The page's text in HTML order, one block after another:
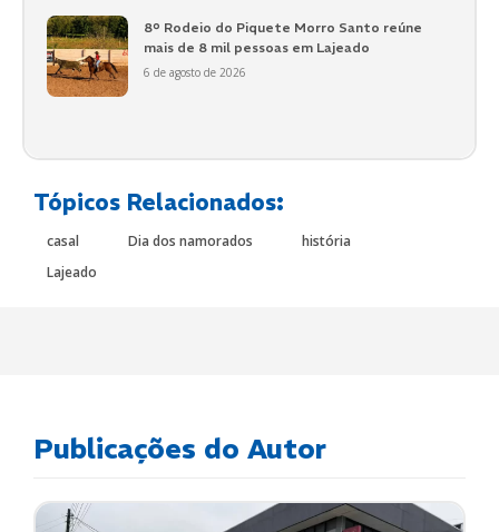
8º Rodeio do Piquete Morro Santo reúne
mais de 8 mil pessoas em Lajeado
6 de agosto de 2026
Tópicos Relacionados:
casal Dia dos namorados
história
Lajeado
Publicações do Autor